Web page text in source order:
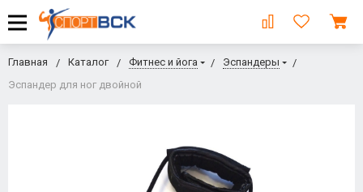
Главная Каталог Фитнес и йога
Эспандеры
Эспандер для ног двойной